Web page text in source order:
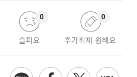
슬퍼요
0
추가취재 원해요
0